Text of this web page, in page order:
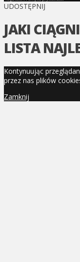
UDOSTĘPNIJ
JAKI
LISTA
Kontynuując
przez nas plików
Zamknij